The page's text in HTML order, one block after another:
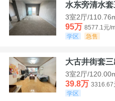
水东旁清水套
3室2厅/
95万 8577.1元/
学区
急售
大古井街套三
3室2厅/
39.8万 3316.67
学区